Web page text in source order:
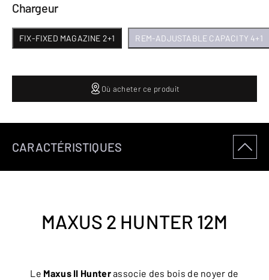
Chargeur
FIX-FIXED MAGAZINE 2+1 REM-ADJUSTABLE CAPACITY 4+1
Où acheter ce produit
CARACTÉRISTIQUES
MAXUS 2 HUNTER 12M
Le Maxus II Hunterassocie des bois de noyer de